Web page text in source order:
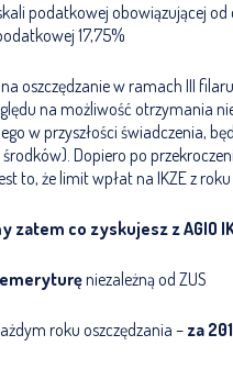
podatkowej obowiązującej
17,75%
oszczędzanie w ramach III
na możliwość otrzymania
w przyszłości świadczenia,
Dopiero po
to, że limit wpłat na IKZE z
zatem co zyskujesz z AGIO
niezależną od ZUS
roku oszczędzania –za